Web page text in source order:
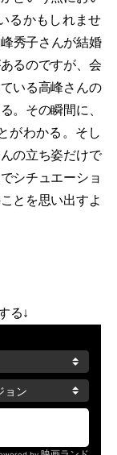
るかもしれませ
秀子さんが結婚
るのですが、会
いる高峰さんの
。その瞬間に、
がわかる。そし
の立ち姿だけで
シチュエーショ
とを思い出すよ
る↓